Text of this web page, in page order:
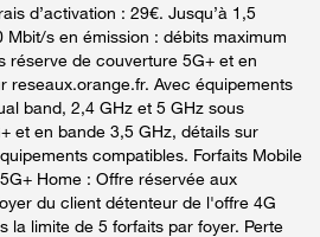
d’activation : 29€. Jusqu’à 1,5
s en émission : débits maximum
réserve de couverture 5G+ et en
reseaux.orange.fr. Avec équipements
band, 2,4 GHz et 5 GHz sous
et en bande 3,5 GHz, détails sur
compatibles. Forfaits Mobile
Home : Offre réservée aux
du client détenteur de l'offre 4G
la limite de 5 forfaits par foyer. Perte